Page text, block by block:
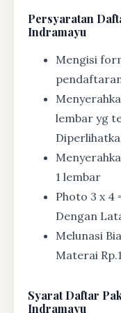
Persyaratan
Indramayu
Mengisi
lembar yg
1 lembar
Photo 3 x 4
Dengan
Melunasi
Materai
SyaratDaftar
Indramayu